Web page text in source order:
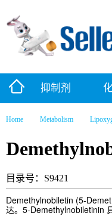
抑制剂
Home Metabolism
目录号：S9421
Demethylnobiletin (5-
达。5-Demethylnobiletinin